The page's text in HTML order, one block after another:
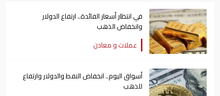
في انتظار أسعار الفائدة.. ارتفاع الدولار
وانخفاض الذهب
عملات و معادن
أسواق اليوم.. انخفاض النفط والدولار وارتفاع
للذهب